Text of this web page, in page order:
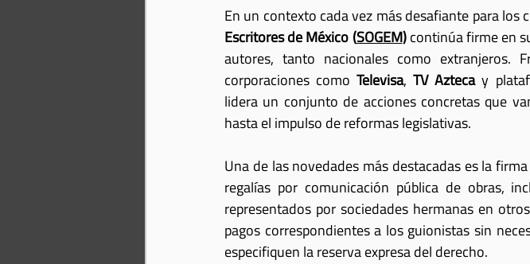
En un contexto cada vez más desafiante para los
Escritores de México (SOGEM) continúa firme en
autores, tanto nacionales como extranjeros.
corporaciones como Televisa, TV Azteca y
lidera un conjunto de acciones concretas que
hasta el impulso de reformas legislativas.
Una de las novedades más destacadas es la
regalías por comunicación pública de obras,
representados por sociedades hermanas en
pagos correspondientes a los guionistas sin
especifiquen la reserva expresa del derecho.